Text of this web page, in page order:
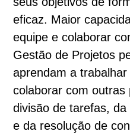
eficaz. Maior
equipe e colaborar
Gestão de Projetos
aprendam a
colaborar com
divisão de tarefas,
e da resolução de